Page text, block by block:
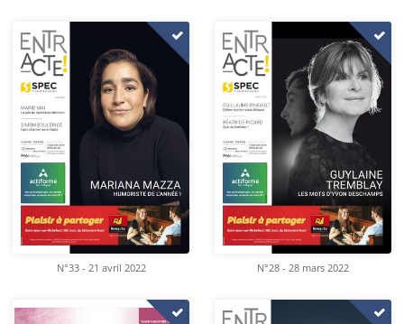
N°33 - 21 avril 2022 N°28 - 28 mars 2022